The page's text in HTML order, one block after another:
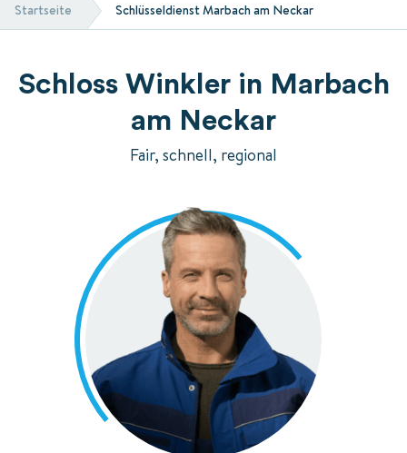
Startseite Schlüsseldienst Marbach am Neckar
Schloss Winkler in Marbach
am Neckar
Fair, schnell, regional